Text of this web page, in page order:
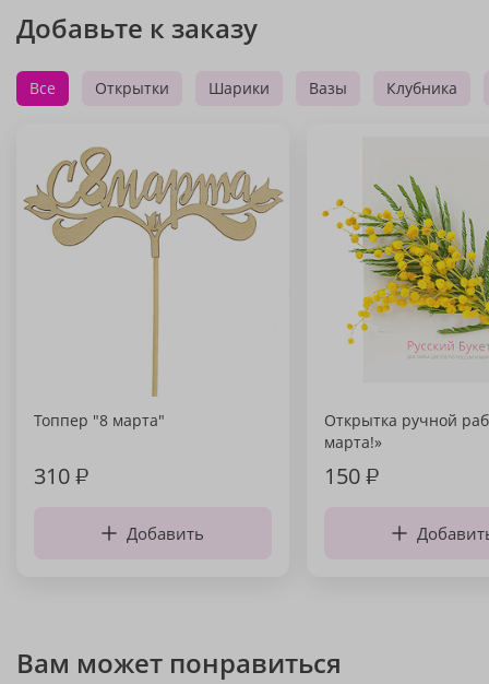
Добавьте к заказу
Все Открытки Шарики Вазы Клубника
Топпер "8 марта"
310₽
Добавить
Открытка ручной
марта!»
150₽
Вам может понравиться